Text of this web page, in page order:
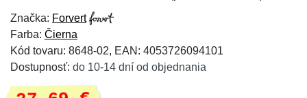
Značka: Forvert
Farba: Čierna
Kód tovaru: 8648-02, EAN: 4053726094101
Dostupnosť: do 10-14 dní od objednania